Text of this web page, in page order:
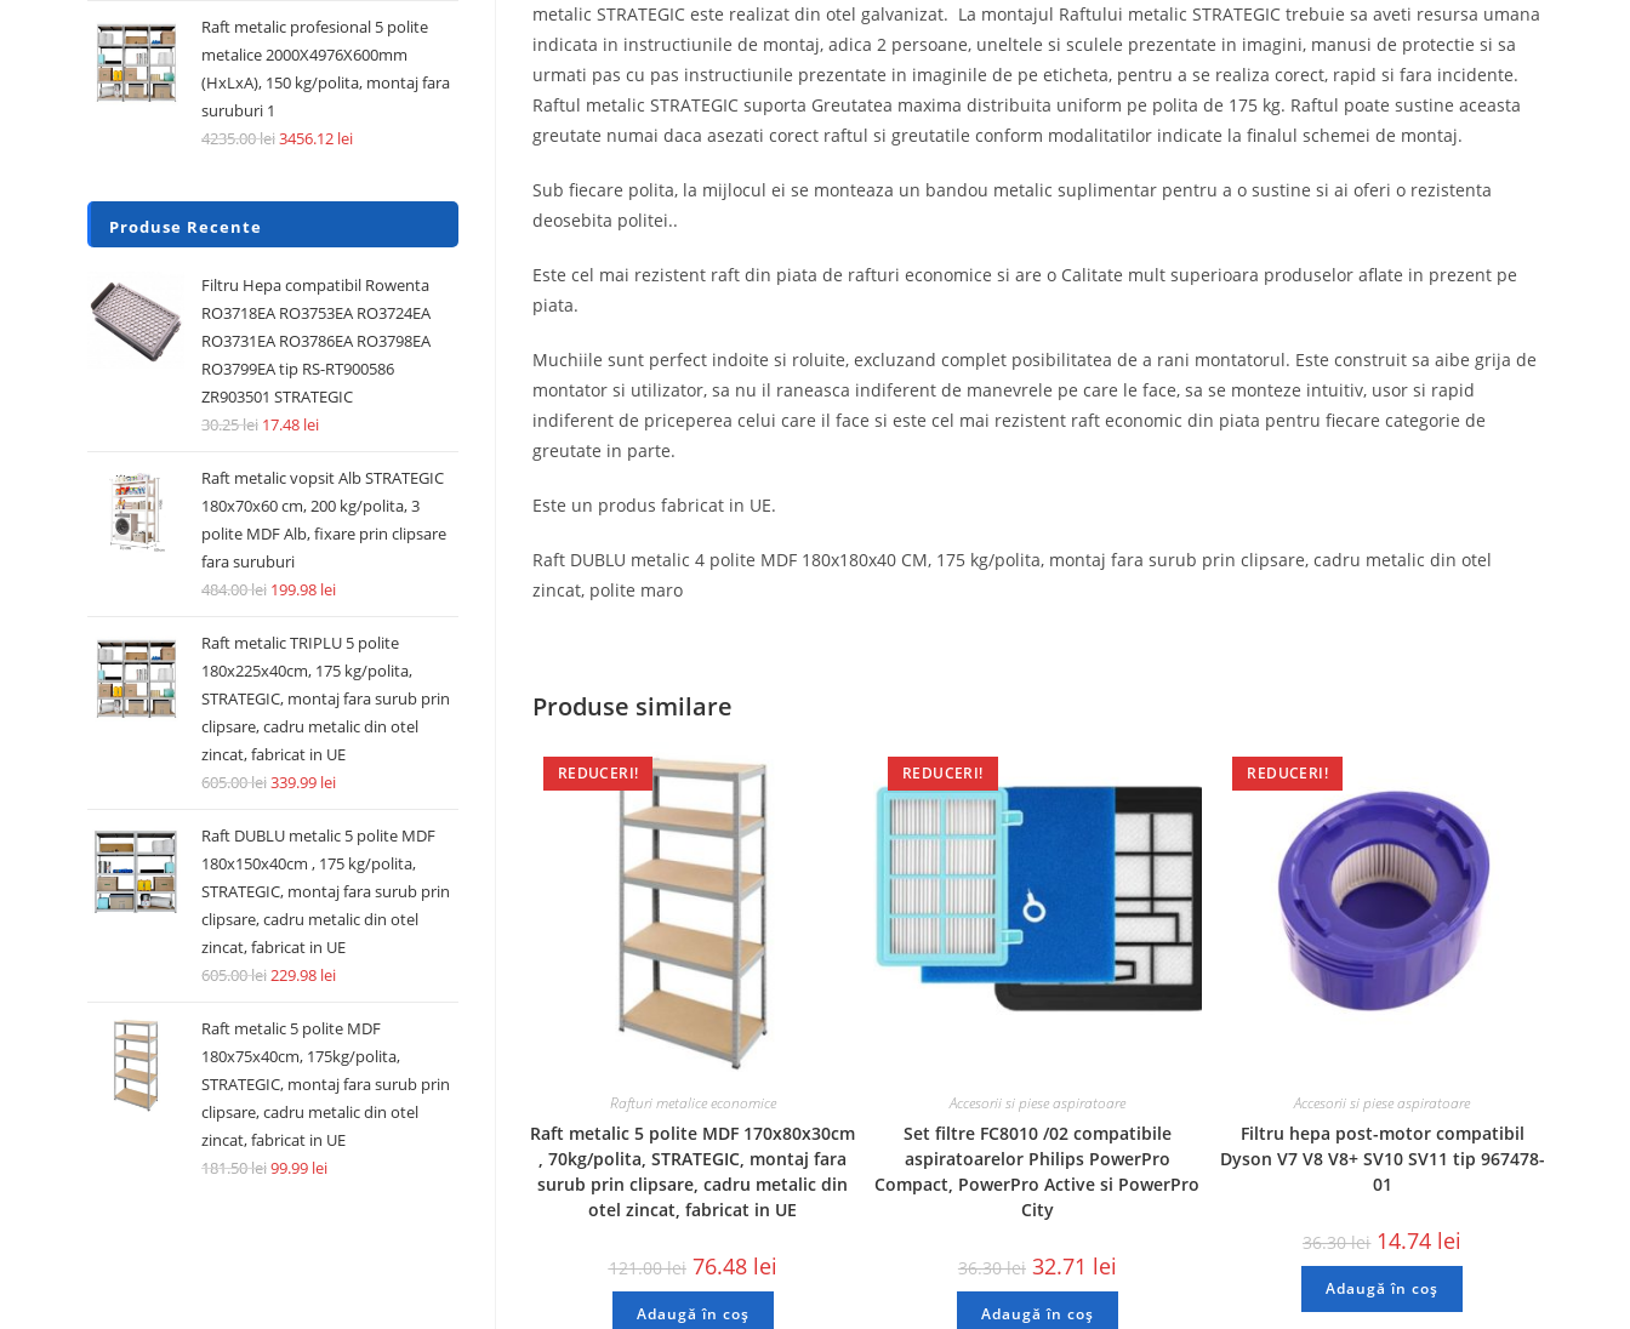
metalic STRATEGIC este realizat din otel galvanizat. La montajul Raftului metalic STRATEGIC trebuie sa aveti resursa umana
indicata in instructiunile de montaj, adica 2 persoane, uneltele si sculele prezentate in imagini, manusi de protectie si sa
urmati pas cu pas instructiunile prezentate in imaginile de pe eticheta, pentru a se realiza corect, rapid si fara incidente.
Raftul metalic STRATEGIC suporta Greutatea maxima distribuita uniform pe polita de 175 kg. Raftul poate sustine aceasta
greutate numai daca asezati corect raftul si greutatile conform modalitatilor indicate la finalul schemei de montaj.
Sub fiecare polita, la mijlocul ei se monteaza un bandou metalic suplimentar pentru a o sustine si ai oferi o rezistenta
deosebita politei..
Este cel mai rezistent raft din piata de rafturi economice si are o Calitate mult superioara produselor aflate in prezent pe
piata.
Muchiile sunt perfect indoite si roluite, excluzand complet posibilitatea de a rani montatorul. Este construit sa aibe grija de
montator si utilizator, sa nu il raneasca indiferent de manevrele pe care le face, sa se monteze intuitiv, usor si rapid
indiferent de priceperea celui care il face si este cel mai rezistent raft economic din piata pentru fiecare categorie de
greutate in parte.
Este un produs fabricat in UE.
Raft DUBLU metalic 4 polite MDF 180x180x40 CM, 175 kg/polita, montaj fara surub prin clipsare, cadru metalic din otel
zincat, polite maro
Produse similare
REDUCERI!
Rafturi metalice economice
Raft metalic 5 polite MDF 170x80x30cm
, 70kg/polita, STRATEGIC, montaj fara
surub prin clipsare, cadru metalic din
otel zincat, fabricat in UE
121.00lei 76.48 lei
Adaugă în coș
REDUCERI!
Accesorii si piese aspiratoare
Set filtre FC8010 /02 compatibile
aspiratoarelor Philips PowerPro
Compact, PowerPro Active si PowerPro
City
36.30lei 32.71 lei
Adaugă în coș
REDUCERI!
Accesorii si piese aspiratoare
Filtru hepa post-motor compatibil
Dyson V7 V8 V8+ SV10 SV11 tip 967478-
01
36.30lei 14.74 lei
Adaugă în coș
Raft metalic profesional 5 polite
metalice 2000X4976X600mm
(HxLxA), 150 kg/polita, montaj fara
suruburi 1
4235.00lei3456.12 lei
Produse Recente
Filtru Hepa compatibil Rowenta
RO3718EA RO3753EA RO3724EA
RO3731EA RO3786EA RO3798EA
RO3799EA tip RS-RT900586
ZR903501 STRATEGIC
30.25lei 17.48 lei
Raft metalic vopsit Alb STRATEGIC
180x70x60 cm, 200 kg/polita, 3
polite MDF Alb, fixare prin clipsare
fara suruburi
484.00lei 199.98 lei
Raft metalic TRIPLU 5 polite
180x225x40cm, 175 kg/polita,
STRATEGIC, montaj fara surub prin
clipsare, cadru metalic din otel
zincat, fabricat in UE
605.00lei339.99 lei
Raft DUBLU metalic 5 polite MDF
180x150x40cm , 175 kg/polita,
STRATEGIC, montaj fara surub prin
clipsare, cadru metalic din otel
zincat, fabricat in UE
605.00lei229.98 lei
Raft metalic 5 polite MDF
180x75x40cm, 175kg/polita,
STRATEGIC, montaj fara surub prin
clipsare, cadru metalic din otel
zincat, fabricat in UE
181.50lei99.99 lei